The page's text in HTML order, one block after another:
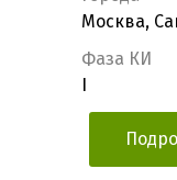
Москва,
Фаза КИ